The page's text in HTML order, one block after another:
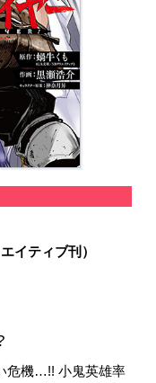
イティブ刊）
危機…!! 小鬼英雄率